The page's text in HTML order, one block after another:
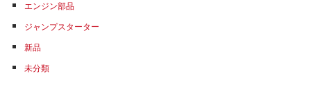
エンジン部品
ジャンプスターター
新品
未分類